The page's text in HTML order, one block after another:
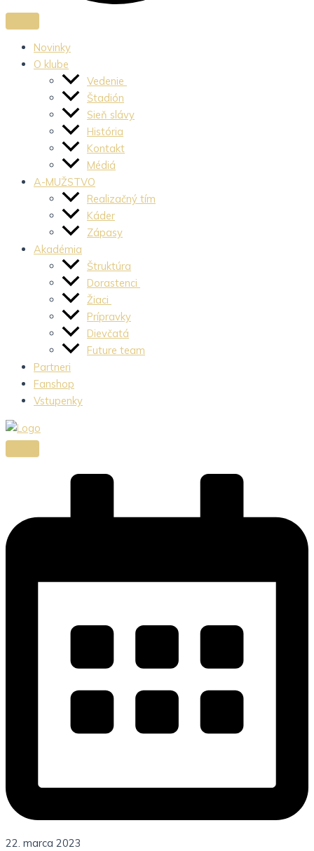
Novinky
O klube
Vedenie
Štadión
Sieň slávy
História
Kontakt
Médiá
A-MUŽSTVO
Realizačný tím
Káder
Zápasy
Akadémia
Štruktúra
Dorastenci
Žiaci
Prípravky
Dievčatá
Future team
Partneri
Fanshop
Vstupenky
22. marca 2023